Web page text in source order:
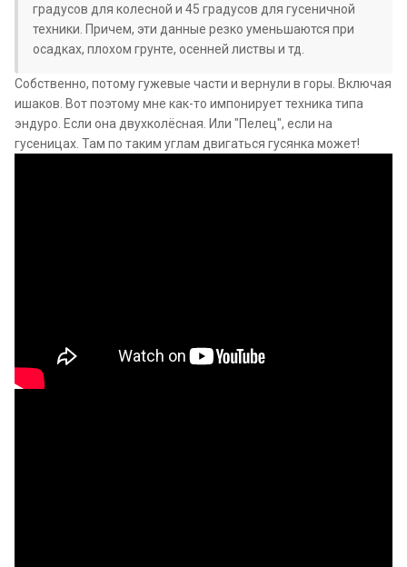
градусов для колесной и 45 градусов для гусеничной
техники. Причем, эти данные резко уменьшаются при
осадках, плохом грунте, осенней листвы и тд.
Собственно, потому гужевые части и вернули в горы. Включая
ишаков. Вот поэтому мне как-то импонирует техника типа
эндуро. Если она двухколёсная. Или "Пелец", если на
гусеницах. Там по таким углам двигаться гусянка может!